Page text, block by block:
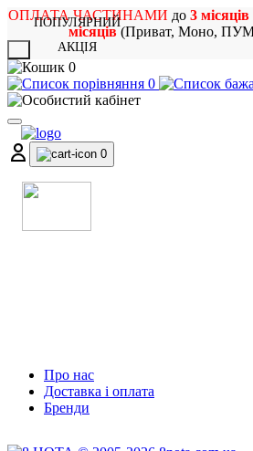
ОПЛАТА ЧАСТИНАМИ до 3 місяців
місяців(Приват, Моно,
0
0
0
Про нас
Доставка і оплата
Бренди
ПОПУЛЯРНИЙ
АКЦІЯ